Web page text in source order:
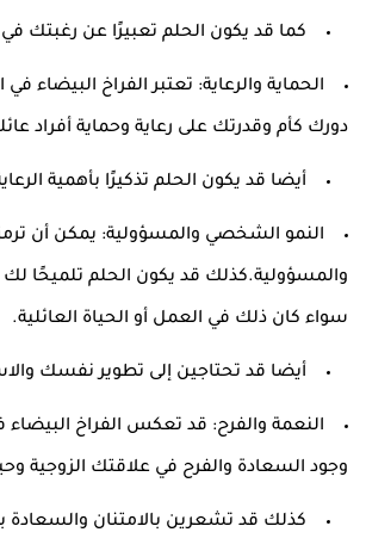
كما قد يكون الحلم تعبيرًا عن رغبتك
الحماية والرعاية: تعتبر الفراخ البيضاء في
دورك كأم وقدرتك على رعاية وحماية أفراد
أيضا قد يكون الحلم تذكيرًا بأهمية
النمو الشخصي والمسؤولية: يمكن أن
والمسؤولية.كذلك قد يكون الحلم تلميحًا
سواء كان ذلك في العمل أو الحياة العائلية.
أيضا قد تحتاجين إلى تطوير نفسك
النعمة والفرح: قد تعكس الفراخ البيضاء
وجود السعادة والفرح في علاقتك الزوجية
كذلك قد تشعرين بالامتنان والسعادة